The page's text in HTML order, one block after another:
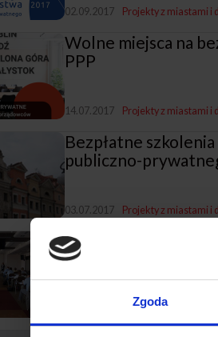
Zgoda
02.09.2017 Projekty z miastami i
Wolne miejsca na
PPP
14.07.2017 Projekty z miastami i
Bezpłatne
publiczno-
03.07.2017 Projekty z miastami i
Rekrutacja na
Projekty z miastami i